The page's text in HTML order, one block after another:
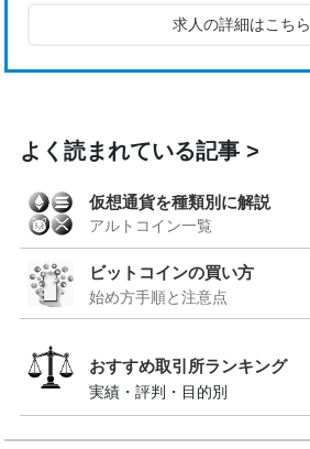
求人の詳細はこちら
よく読まれている記事
仮想通貨を種類別に解説
アルトコイン一覧
ビットコインの買い方
始め方手順と注意点
おすすめ取引所ランキング
実績・評判・目的別